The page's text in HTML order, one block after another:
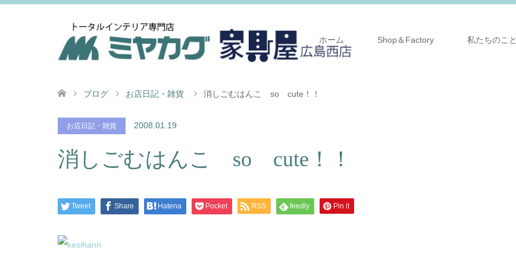
ホーム Shop＆Factory 私たちのこと
ブログ お店日記・雑貨 消しごむはんこ so cute！！
お店日記・雑貨 2008.01.19
消しごむはんこ so cute！！
Tweet Share Hatena Pocket RSS feedly Pin it